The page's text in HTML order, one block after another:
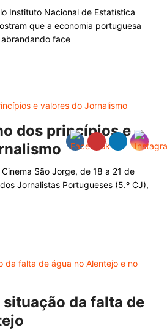
Instituto Nacional de Estatística
que a economia portuguesa
face
dos princípios e
São Jorge, de 18 a 21 de
Jornalistas Portugueses (5.º CJ),
situação da falta de